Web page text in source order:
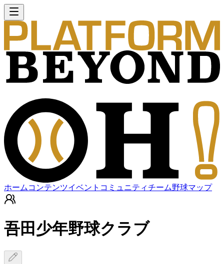
ホーム コンテンツイベント コミュニティチーム野球マップ
吾田少年野球クラブ